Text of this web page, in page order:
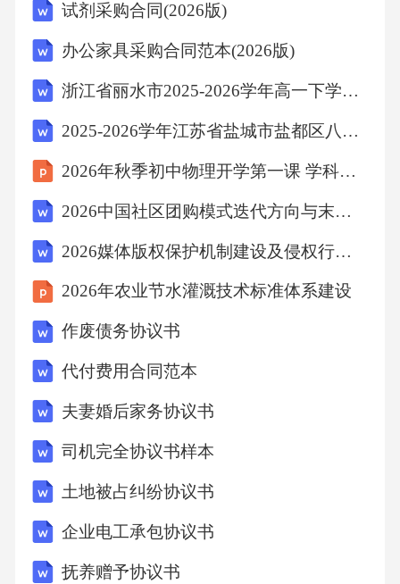
病理性改变，为诊断提供支持。病例汇报02患
者基本信息概述患者基本信息记录患者的年
龄、性别和联系方式，确保在需要时能够及时
活环境，以评估可能影响其健康状况的因素。
既往病史与入院原因收集患者的既往病史，包
括慢性病史、手术史及药物过敏史等。详细询
问入院原因，如头痛、恶心呕吐等症状的出现
时间及频率，以便初步判断病情的严重程度。
家族病史调查了解患者的家族病史，特别是近
亲中有无神经系统疾病或遗传性疾病。这有助
于评估患者可能存在的遗传风险，并制定相应
活习惯，包括饮食、睡眠和运动情况。了解其
是否存在不良的生活习惯，如吸烟、饮酒等，
这些因素可能影响其神经系统的健康。病史与
入院原因020301病史采集详细询问患者的既往
病史，包括是否有过头部外伤、感染或其他神
经系统疾病。了解患者的家族病史，以评估可
试剂采购合同(2026版)
办公家具采购合同范本(2026版)
浙江省丽水市2025-2026学年高一下学期6月期末考试地理试卷（含解析）
2025-2026学年江苏省盐城市盐都区八年级（下）期末数学试卷(含简略答案)
2026年秋季初中物理开学第一课 学科阅读与拓展课件
2026中国社区团购模式迭代方向与末端配送效率优化实证研究
2026媒体版权保护机制建设及侵权行为处理措施研究报告
2026年农业节水灌溉技术标准体系建设
作废债务协议书
代付费用合同范本
夫妻婚后家务协议书
司机完全协议书样本
土地被占纠纷协议书
企业电工承包协议书
抚养赠予协议书